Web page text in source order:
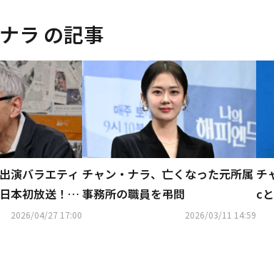
ラ の記事
演バラエティ
本初放送！
ズン5」やBTS
2026/04/27 17:00
チャン・ナラ、亡くなった元所属
事務所の職員を弔問
2026/03/11 14:59
チ
c